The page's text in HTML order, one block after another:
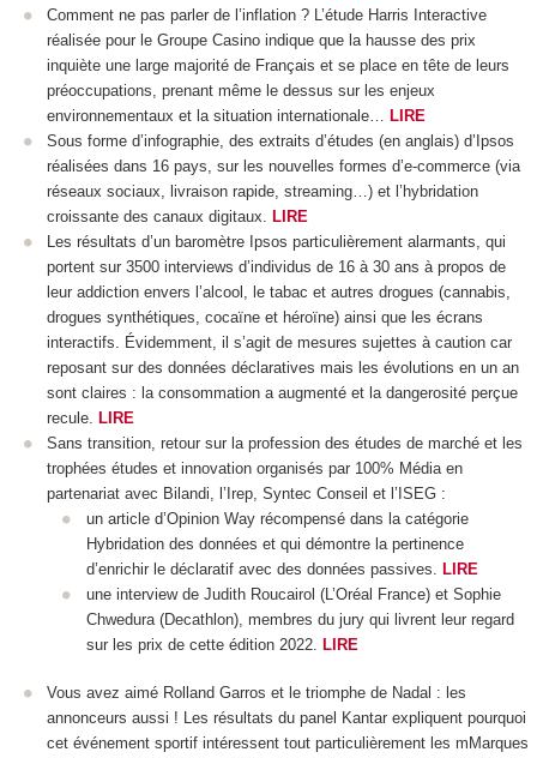
Comment ne pas parler de l’inflation ? L’étude Harris Interactive
réalisée pour le Groupe Casino indique que la hausse des prix
inquiète une large majorité de Français et se place en tête de leurs
préoccupations, prenant même le dessus sur les enjeux
environnementaux et la situation internationale…
LIRE
Sous forme d’infographie, des extraits d’études (en anglais) d’Ipsos
réalisées dans 16 pays, sur les nouvelles formes d’e-commerce (via
réseaux sociaux, livraison rapide, streaming…) et l’hybridation
croissante des canaux digitaux.
LIRE
Les résultats d’un baromètre Ipsos particulièrement alarmants, qui
portent sur 3500 interviews d’individus de 16 à 30 ans à propos de
leur addiction envers l’alcool, le tabac et autres drogues (cannabis,
drogues synthétiques, cocaïne et héroïne) ainsi que les écrans
interactifs. Évidemment, il s’agit de mesures sujettes à caution car
reposant sur des données déclaratives mais les évolutions en un an
sont claires : la consommation a augmenté et la dangerosité perçue
recule.
LIRE
Sans transition, retour sur la profession des études de marché et les
trophées études et innovation organisés par 100% Média en
partenariat avec Bilandi, l’Irep, Syntec Conseil et l’ISEG :
un article d’Opinion Way récompensé dans la catégorie
Hybridation des données et qui démontre la pertinence
d’enrichir le déclaratif avec des données passives.
LIRE
une interview de Judith Roucairol (L’Oréal France) et Sophie
Chwedura (Decathlon), membres du jury qui livrent leur regard
sur les prix de cette édition 2022.
LIRE
Vous avez aimé Rolland Garros et le triomphe de Nadal : les
annonceurs aussi ! Les résultats du panel Kantar expliquent pourquoi
cet événement sportif intéressent tout particulièrement les mMarques